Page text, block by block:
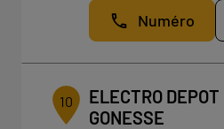
Numéro
10
ELECTRO
GONESSE